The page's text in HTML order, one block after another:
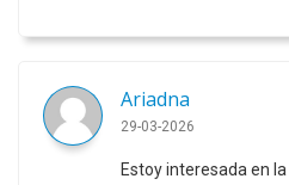
Ariadna
29-03-2026
Estoy interesada en